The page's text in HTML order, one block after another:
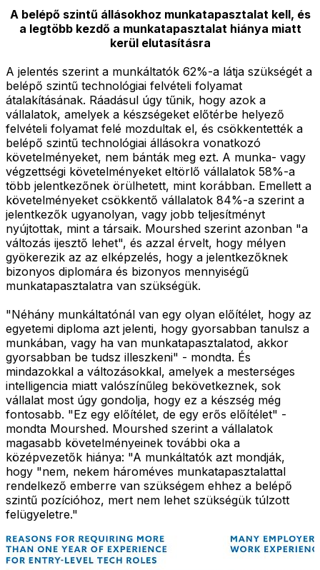
A belépő szintű állásokhoz munkatapasztalat kell, és
a legtöbb kezdő a munkatapasztalat hiánya miatt
kerül elutasításra
A jelentés szerint a munkáltatók 62%-a látja szükségét a
belépő szintű technológiai felvételi folyamat
átalakításának. Ráadásul úgy tűnik, hogy azok a
vállalatok, amelyek a készségeket előtérbe helyező
felvételi folyamat felé mozdultak el, és csökkentették a
belépő szintű technológiai állásokra vonatkozó
követelményeket, nem bánták meg ezt. A munka- vagy
végzettségi követelményeket eltörlő vállalatok 58%-a
több jelentkezőnek örülhetett, mint korábban. Emellett a
követelményeket csökkentő vállalatok 84%-a szerint a
jelentkezők ugyanolyan, vagy jobb teljesítményt
nyújtottak, mint a társaik. Mourshed szerint azonban "a
változás ijesztő lehet", és azzal érvelt, hogy mélyen
gyökerezik az az elképzelés, hogy a jelentkezőknek
bizonyos diplomára és bizonyos mennyiségű
munkatapasztalatra van szükségük.
"Néhány munkáltatónál van egy olyan előítélet, hogy az
egyetemi diploma azt jelenti, hogy gyorsabban tanulsz a
munkában, vagy ha van munkatapasztalatod, akkor
gyorsabban be tudsz illeszkeni" - mondta. És
mindazokkal a változásokkal, amelyek a mesterséges
intelligencia miatt valószínűleg bekövetkeznek, sok
vállalat most úgy gondolja, hogy ez a készség még
fontosabb. "Ez egy előítélet, de egy erős előítélet" -
mondta Mourshed. Mourshed szerint a vállalatok
magasabb követelményeinek további oka a
középvezetők hiánya: "A munkáltatók azt mondják,
hogy "nem, nekem hároméves munkatapasztalattal
rendelkező emberre van szükségem ehhez a belépő
szintű pozícióhoz, mert nem lehet szükségük túlzott
felügyeletre."